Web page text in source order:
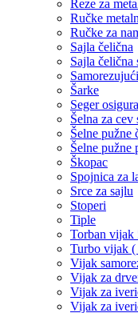
Reze za
Ručke
Ručke za
Sajla čelična
Sajla čelična
Šarke
Seger
Šelna za cev
Šelne pužne
Šelne pužne
Škopac
Spojnica za
Srce za sajlu
Stoperi
Tiple
Torban vijak
Turbo vijak (
Vijak
Vijak za
Vijak za
Vijak za